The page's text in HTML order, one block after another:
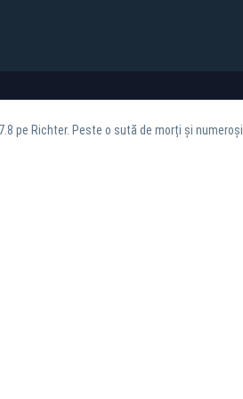
pe Richter. Peste o sută de morți și